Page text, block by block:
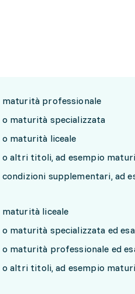
maturità professionale
o maturità specializzata
o maturità liceale
o altri titoli, ad esempio
condizioni supplementari, ad
maturità liceale
o maturità specializzata ed
o maturità professionale ed
o altri titoli, ad esempio